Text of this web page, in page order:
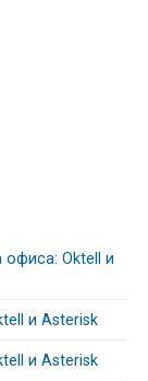
Oktell и
и Asterisk
и Asterisk